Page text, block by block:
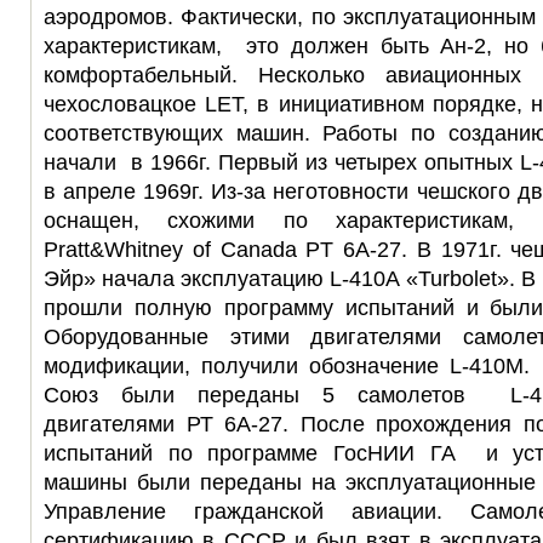
аэродромов. Фактически, по
характеристикам, это должен быть Ан-2, но
комфортабельный. Несколько
чехословацкое LET, в инициативном порядке,
соответствующих машин. Работы по
начали в 1966г. Первый из четырех опытных
в апреле 1969г. Из-за неготовности чешского
оснащен, схожими по характеристикам,
Pratt&Whitney of Canada PT 6A-27. В 1971г.
Эйр» начала эксплуатацию L-410A «Turbolet». В
прошли полную программу испытаний и
Оборудованные этими двигателями
модификации, получили обозначение L-
Союз были переданы 5 самолетов L-
двигателями РТ 6А-27. После прохождения
испытаний по программе ГосНИИ ГА и
машины были переданы на эксплуатационные
Управление гражданской авиации.